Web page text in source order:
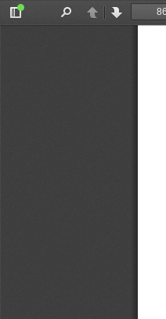
Toggle
PreviousNext